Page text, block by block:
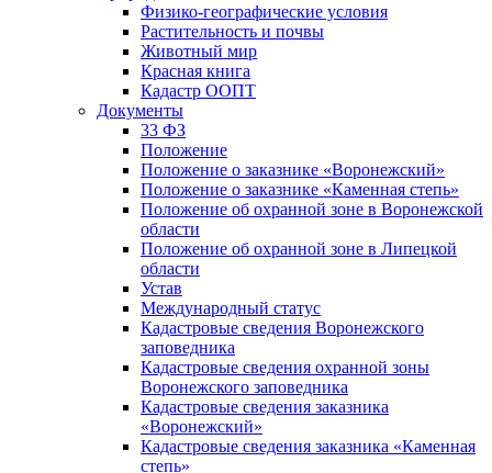
Физико-географические условия
Растительность и почвы
Животный мир
Красная книга
Кадастр ООПТ
Документы
33 ФЗ
Положение
Положение о заказнике «Воронежский»
Положение о заказнике «Каменная степь»
Положение об охранной зоне в Воронежской
области
Положение об охранной зоне в Липецкой
области
Устав
Международный статус
Кадастровые сведения Воронежского
заповедника
Кадастровые сведения охранной зоны
Воронежского заповедника
Кадастровые сведения заказника
«Воронежский»
Кадастровые сведения заказника «Каменная
степь»